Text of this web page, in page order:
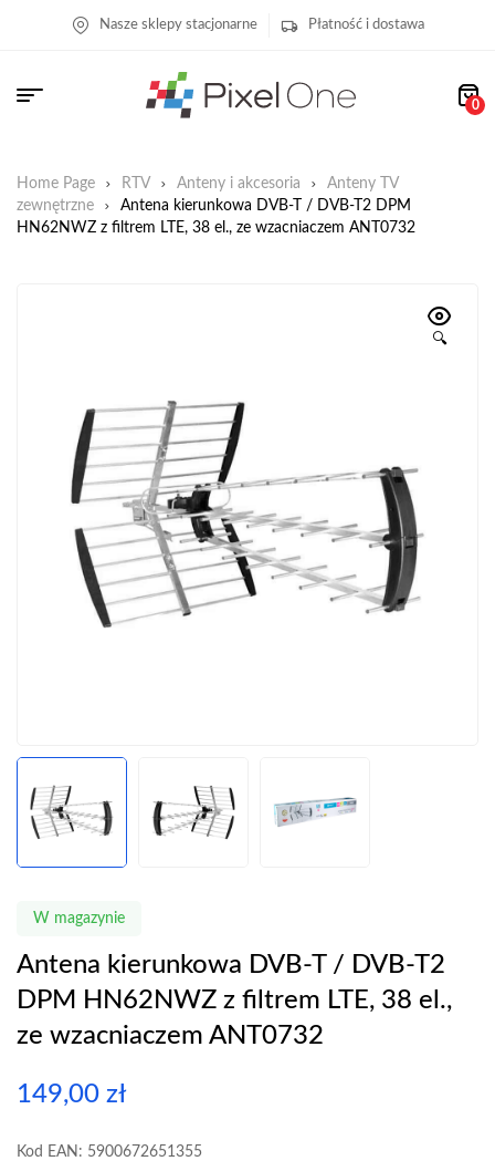
Nasze sklepy stacjonarne Płatność i dostawa
0
Home Page RTV Anteny i akcesoria
Anteny TV
zewnętrzne
Antena kierunkowa DVB-T / DVB-T2 DPM
HN62NWZ z filtrem LTE, 38 el., ze wzacniaczem ANT0732
🔍
W magazynie
Antena kierunkowa DVB-T / DVB-T2
DPM HN62NWZ z filtrem LTE, 38 el.,
ze wzacniaczem ANT0732
149,00 zł
Kod EAN: 5900672651355